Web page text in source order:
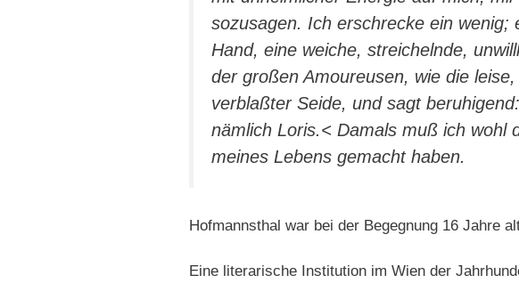
sozusagen. Ich erschrecke ein wenig;
Hand, eine weiche, streichelnde,
der großen Amoureusen, wie die
verblaßter Seide, und sagt
nämlich Loris.< Damals muß ich wohl
meines Lebens gemacht haben.
Hofmannsthal war bei der Begegnung 16 Jahre
Eine literarische Institution im Wien der